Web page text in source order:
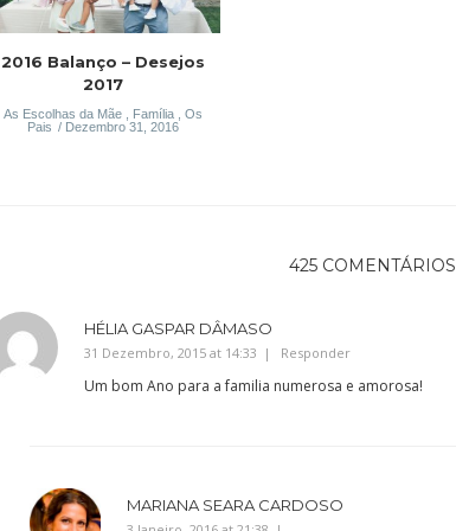
2016 Balanço – Desejos
2017
As Escolhas da Mãe Família ,Os
Pais
Dezembro 31, 2016
425 COMENTÁRIOS
HÉLIA GASPAR DÂMASO
31 Dezembro, 2015 at 14:33 Responder
Um bom Ano para a familia numerosa e amorosa!
MARIANA SEARA CARDOSO